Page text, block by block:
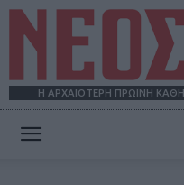
Η ΑΡΧΑΙΟΤΕΡΗ ΠΡΩΪΝΗ